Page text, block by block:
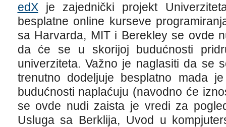
edXje zajednički projekt
besplatne online kurseve
sa Harvarda, MIT i Berekley se ovde
da će se u skorijoj budućnosti
univerziteta. Važno je naglasiti da se
trenutno dodeljuje besplatno mada
budućnosti naplaćuju (navodno će
se ovde nudi zaista je vredi za
Usluga sa Berklija, Uvod u